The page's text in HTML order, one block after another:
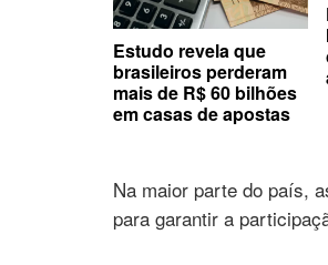
Estudo revela que
brasileiros perderam
mais de R$ 60 bilhões
em casas de apostas
Na maior parte do país,
para garantir a